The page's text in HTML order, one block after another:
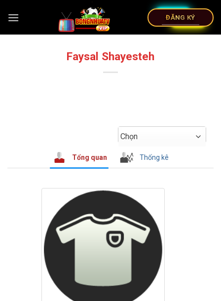
ĐĂNG KÝ
Faysal Shayesteh
Chọn
Tổng quan Thống kê